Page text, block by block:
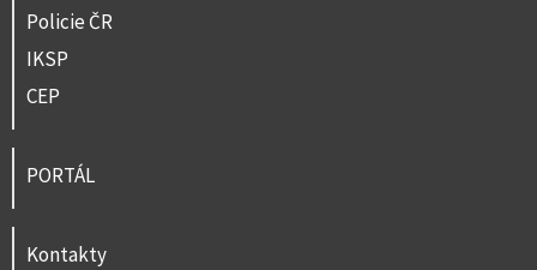
Policie ČR
IKSP
CEP
PORTÁL
Kontakty